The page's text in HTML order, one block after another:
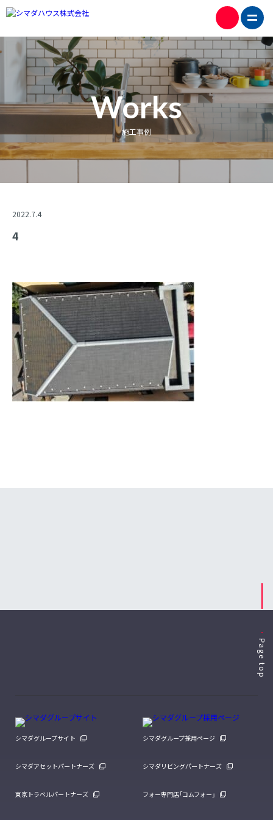
Works
施工事例
2022.7.4
4
Page top
シマダグループサイト シマダグループ採用ページ
シマダアセットパートナーズ シマダリビングパートナーズ
東京トラベルパートナーズ フォー専門店「コムフォー」